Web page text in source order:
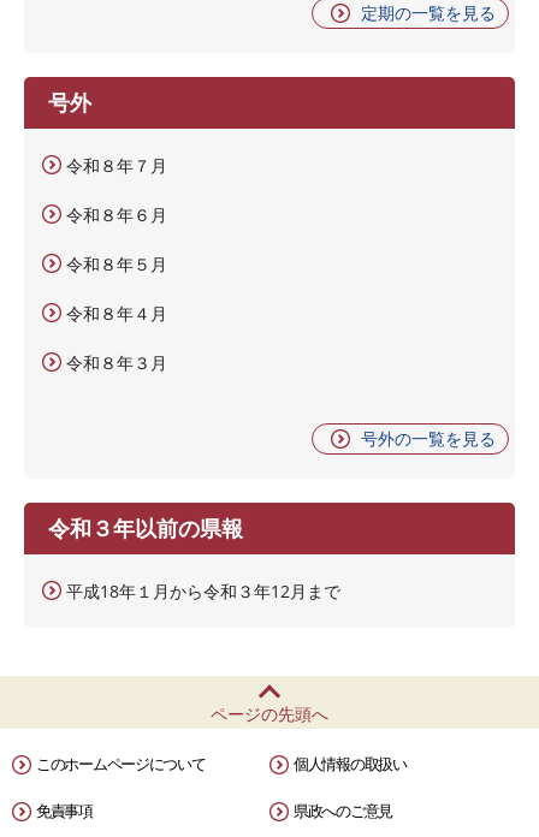
定期の一覧を見る
号外
令和８年７月
令和８年６月
令和８年５月
令和８年４月
令和８年３月
号外の一覧を見る
令和３年以前の県報
平成18年１月から令和３年12月まで
ページの先頭へ
このホームページについて 個人情報の取扱い
免責事項 県政へのご意見